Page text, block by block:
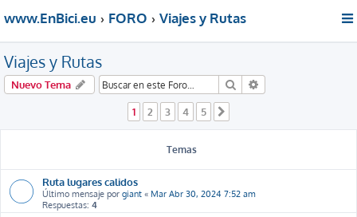
www.EnBici.eu FORO Viajes y Rutas
Viajes y Rutas
Nuevo Tema Buscar
1 2 3 4 5
Temas
Ruta lugares calidos
Último mensaje por giant « Mar Abr 30, 2024 7:52 am
Respuestas: 4